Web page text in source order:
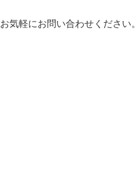
お気軽にお問い合わせください。